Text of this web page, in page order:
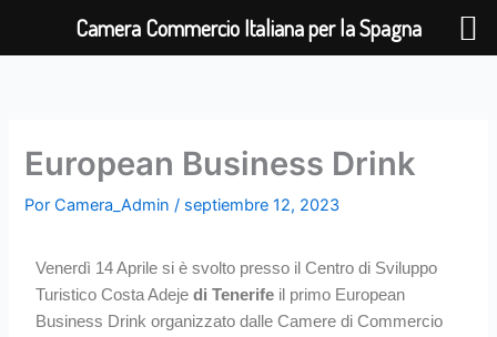
European Business Drink
PorCamera_Admin/ septiembre 12, 2023
Venerdì 14 Aprile si è svolto presso il Centro di Sviluppo
Turistico Costa Adejedi Tenerife il primo European
Business Drink organizzato dalle Camere di Commercio
Camera Commercio Italiana per la Spagna